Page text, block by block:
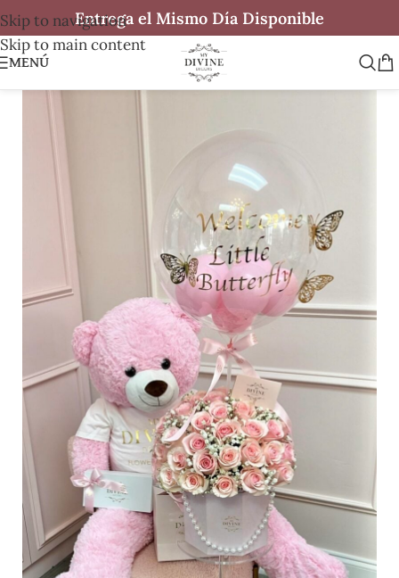
Skip to navigation
Skip to main content
Entrega el Mismo Día Disponible
MENÚ